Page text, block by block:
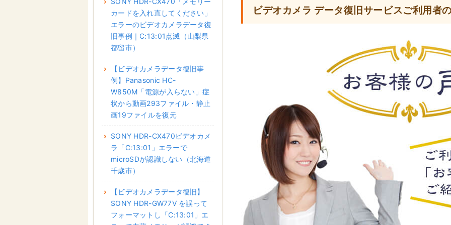
ビデオカメラ データ復旧サービスご利用者
カードを入れ直してください」
エラーのビデオカメラデータ復
旧事例｜C:13:01点滅（山梨県
都留市）
【ビデオカメラデータ復旧事
例】Panasonic HC-
W850M「電源が入らない」症
状から動画293ファイル・静止
画19ファイルを復元
SONY HDR-CX470ビデオカメ
ラ「C:13:01」エラーで
microSDが認識しない（北海道
千歳市）
【ビデオカメラデータ復旧】
SONY HDR-GW77V を誤って
フォーマットし「C:13:01」エ